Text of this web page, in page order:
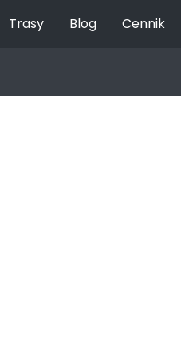
Trasy Blog Cennik